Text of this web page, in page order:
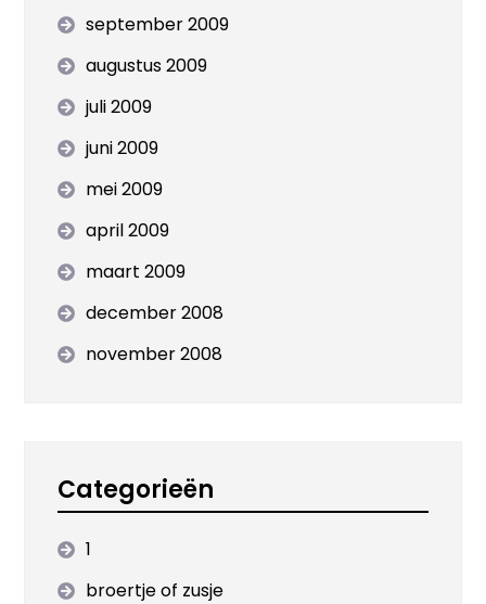
september 2009
augustus 2009
juli 2009
juni 2009
mei 2009
april 2009
maart 2009
december 2008
november 2008
Categorieën
1
broertje of zusje